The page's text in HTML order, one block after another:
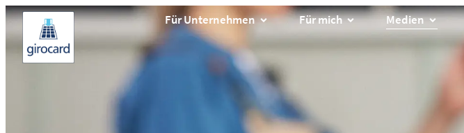
Für Unternehmen Für mich Medien